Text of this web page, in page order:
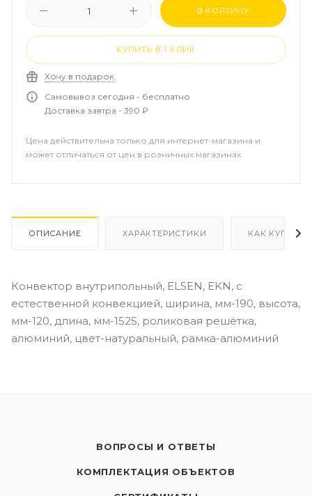
В КОРЗИНУ
КУПИТЬ В 1 КЛИК
Хочу в подарок
Самовывоз сегодня - бесплатно
Доставка завтра - 390 ₽
Цена действительна только для интернет-магазина и
может отличаться от цен в розничных магазинах
ОПИСАНИЕ ХАРАКТЕРИСТИКИ КАК КУПИТЬ
Конвектор внутрипольный, ELSEN, EKN, с
естественной конвекцией, ширина, мм-190, высота,
мм-120, длина, мм-1525, роликовая решётка,
алюминий, цвет-натуральный, рамка-алюминий
ВОПРОСЫ И ОТВЕТЫ
КОМПЛЕКТАЦИЯ ОБЪЕКТОВ